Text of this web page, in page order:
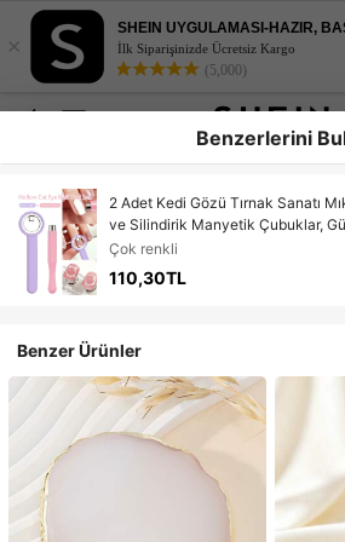
×
SHEIN UYGULAMASI-HAZIR,
İlk Siparişinizde Ücretsiz Kargo
(5,000)
Benzerlerini
2 Adet Kedi Gözü Tırnak Sanatı
ve Silindirik Manyetik Çubuklar,
Kedi Gözü Efekti, DIY Tırnak
Tırnak Aksesuarları, Salon ve Ev
Çok renkli
110,30TL
Benzer Ürünler